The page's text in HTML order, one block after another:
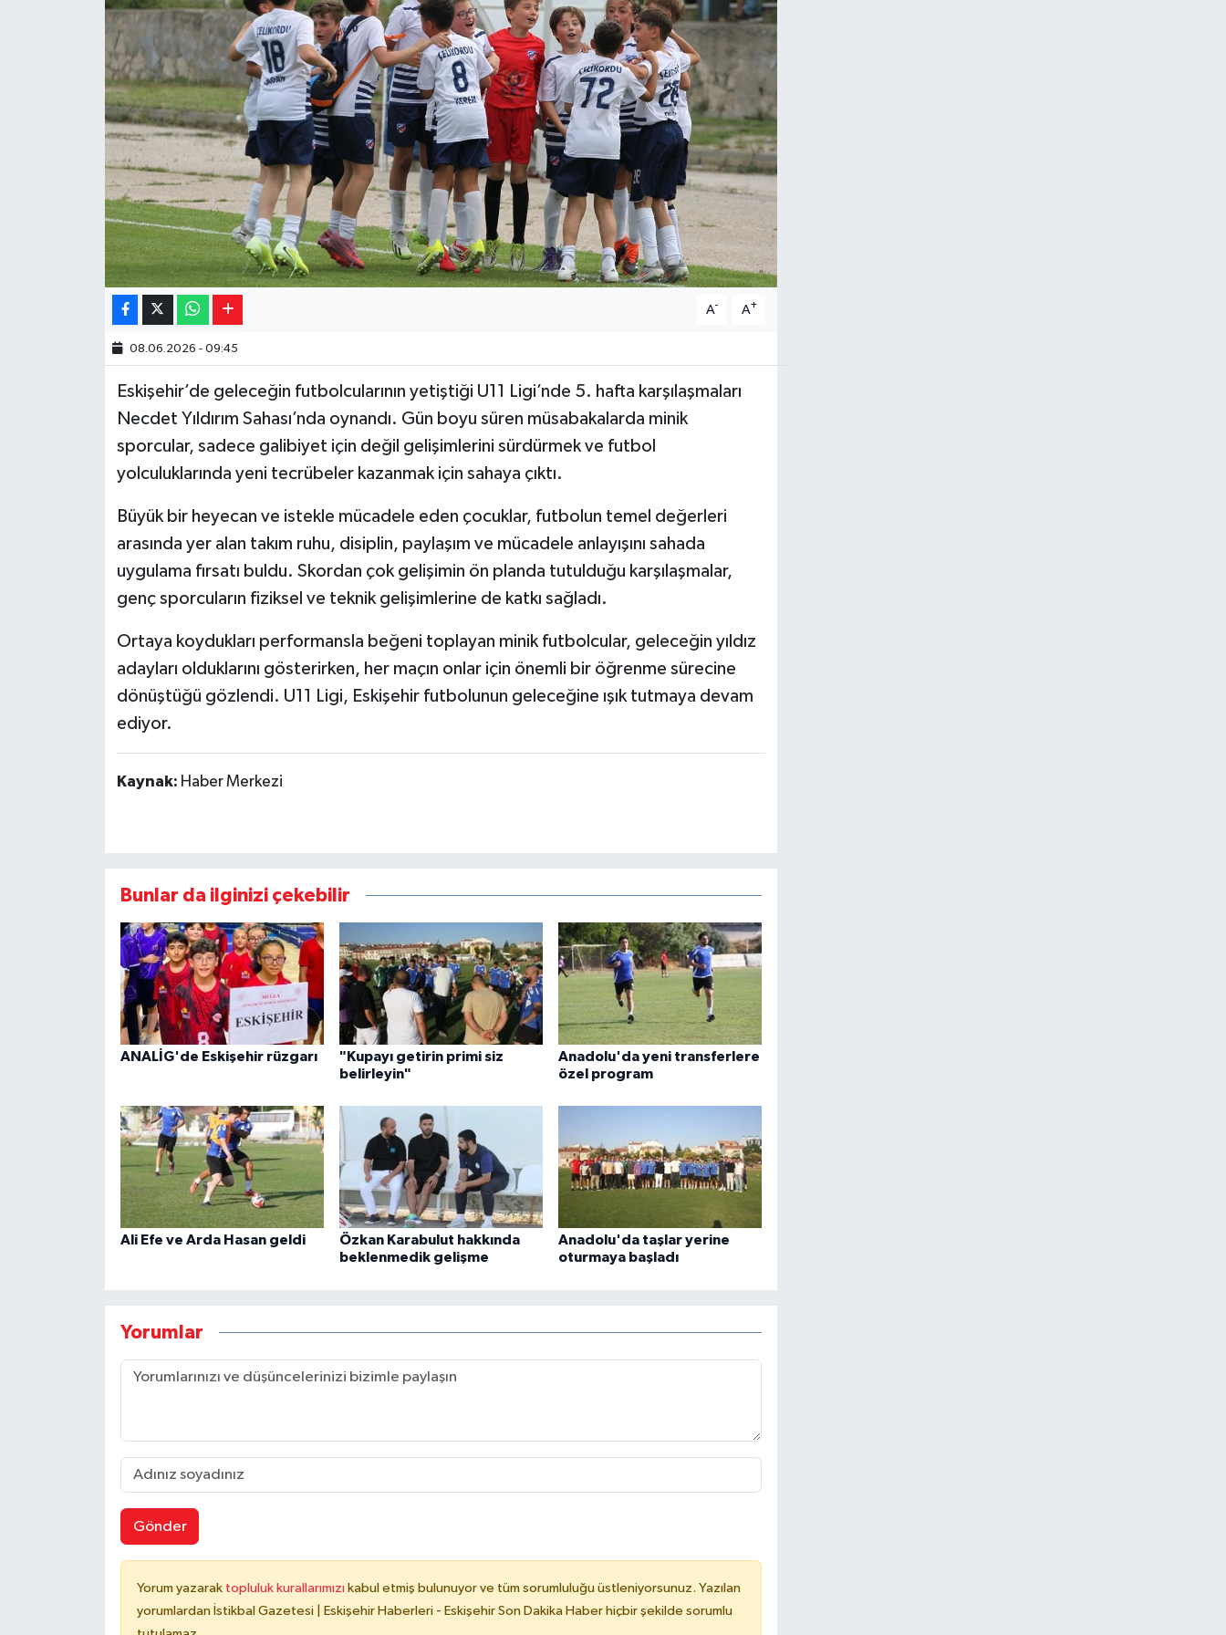
A- A+
08.06.2026 - 09:45
Eskişehir’de geleceğin futbolcularının yetiştiği U11 Ligi’nde 5. hafta karşılaşmaları
Necdet Yıldırım Sahası’nda oynandı. Gün boyu süren müsabakalarda minik
sporcular, sadece galibiyet için değil gelişimlerini sürdürmek ve futbol
yolculuklarında yeni tecrübeler kazanmak için sahaya çıktı.
Büyük bir heyecan ve istekle mücadele eden çocuklar, futbolun temel değerleri
arasında yer alan takım ruhu, disiplin, paylaşım ve mücadele anlayışını sahada
uygulama fırsatı buldu. Skordan çok gelişimin ön planda tutulduğu karşılaşmalar,
genç sporcuların fiziksel ve teknik gelişimlerine de katkı sağladı.
Ortaya koydukları performansla beğeni toplayan minik futbolcular, geleceğin yıldız
adayları olduklarını gösterirken, her maçın onlar için önemli bir öğrenme sürecine
dönüştüğü gözlendi. U11 Ligi, Eskişehir futbolunun geleceğine ışık tutmaya devam
ediyor.
Kaynak: Haber Merkezi
Bunlar da ilginizi çekebilir
ANALİG'de Eskişehir rüzgarı
"Kupayı getirin primi siz
belirleyin"
Anadolu'da yeni transferlere
özel program
Ali Efe ve Arda Hasan geldi
Özkan Karabulut hakkında
beklenmedik gelişme
Anadolu'da taşlar yerine
oturmaya başladı
Yorumlar
Gönder
Yorum yazarak topluluk kurallarımızı kabul etmiş bulunuyor ve tüm sorumluluğu üstleniyorsunuz. Yazılan
yorumlardan İstikbal Gazetesi | Eskişehir Haberleri - Eskişehir Son Dakika Haber hiçbir şekilde sorumlu
Resmi ilanlar